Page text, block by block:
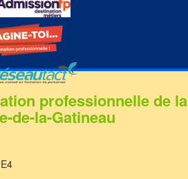
professionnelle de la
de-la-Gatineau